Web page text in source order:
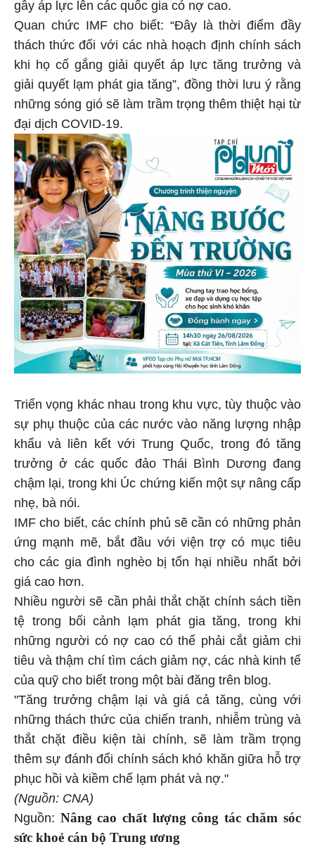
gây áp lực lên các quốc gia có nợ cao.
Quan chức IMF cho biết: “Đây là thời điểm đầy
thách thức đối với các nhà hoạch định chính sách
khi họ cố gắng giải quyết áp lực tăng trưởng và
giải quyết lạm phát gia tăng”, đồng thời lưu ý rằng
những sóng gió sẽ làm trầm trọng thêm thiệt hại từ
đại dịch COVID-19.
Triển vọng khác nhau trong khu vực, tùy thuộc vào
sự phụ thuộc của các nước vào năng lượng nhập
khẩu và liên kết với Trung Quốc, trong đó tăng
trưởng ở các quốc đảo Thái Bình Dương đang
chậm lại, trong khi Úc chứng kiến ​​một sự nâng cấp
nhẹ, bà nói.
IMF cho biết, các chính phủ sẽ cần có những phản
ứng mạnh mẽ, bắt đầu với viện trợ có mục tiêu
cho các gia đình nghèo bị tổn hại nhiều nhất bởi
giá cao hơn.
Nhiều người sẽ cần phải thắt chặt chính sách tiền
tệ trong bối cảnh lạm phát gia tăng, trong khi
những người có nợ cao có thể phải cắt giảm chi
tiêu và thậm chí tìm cách giảm nợ, các nhà kinh tế
của quỹ cho biết trong một bài đăng trên blog.
"Tăng trưởng chậm lại và giá cả tăng, cùng với
những thách thức của chiến tranh, nhiễm trùng và
thắt chặt điều kiện tài chính, sẽ làm trầm trọng
thêm sự đánh đổi chính sách khó khăn giữa hỗ trợ
phục hồi và kiềm chế lạm phát và nợ."
(Nguồn: CNA)
Nguồn: Nâng cao chất lượng công tác chăm sóc
sức khoẻ cán bộ Trung ương